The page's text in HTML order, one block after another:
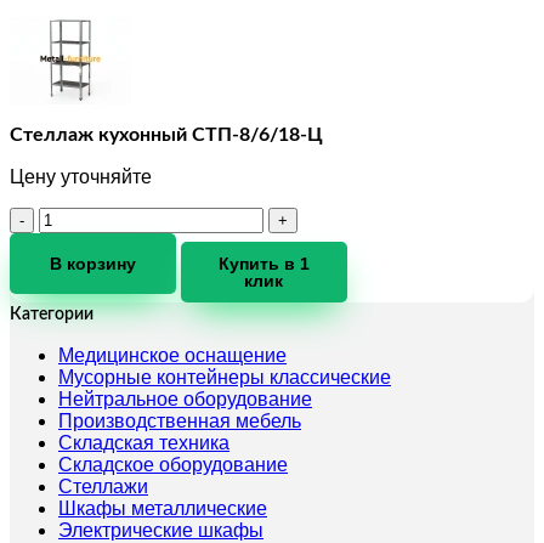
Стеллаж кухонный СТП-8/6/18-Ц
Цену уточняйте
Количество
товара
Стеллаж
СТП-8/6/18-
Ц
В корзину
Купить в 1
клик
Категории
Медицинское оснащение
Мусорные контейнеры классические
Нейтральное оборудование
Производственная мебель
Складская техника
Складское оборудование
Стеллажи
Шкафы металлические
Электрические шкафы